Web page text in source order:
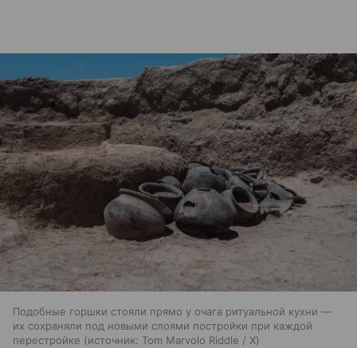
Подобные горшки стояли прямо у очага ритуальной кухни —
их сохраняли под новыми слоями постройки при каждой
перестройке
источник: Tom Marvolo Riddle / X